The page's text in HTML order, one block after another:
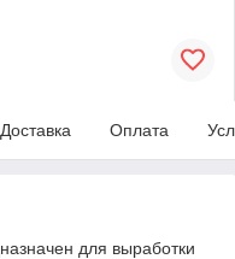
Доставка Оплата
для выработки